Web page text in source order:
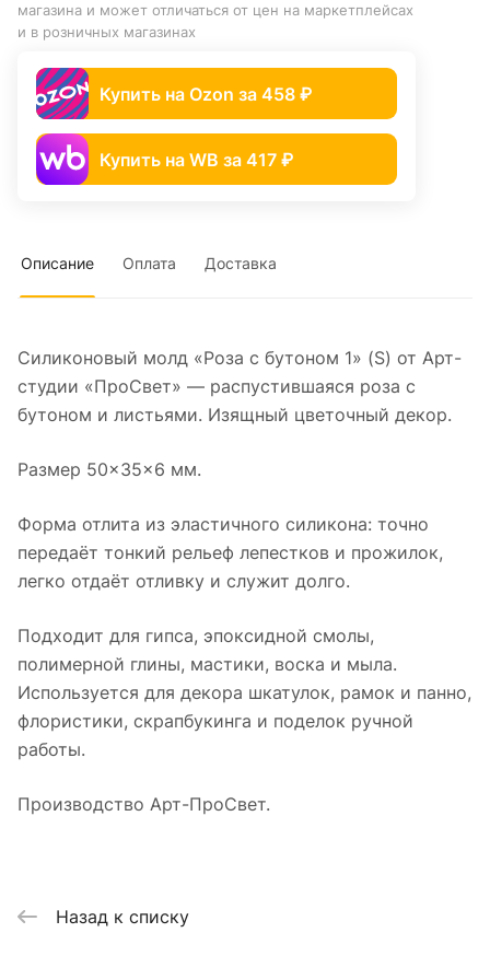
магазина и может отличаться от цен на маркетплейсах
и в розничных магазинах
Купить на Ozon за 458 ₽
Купить на WB за 417 ₽
Описание Оплата Доставка
Силиконовый молд «Роза с бутоном 1» (S) от Арт-
студии «ПроСвет» — распустившаяся роза с
бутоном и листьями. Изящный цветочный декор.
Размер 50×35×6 мм.
Форма отлита из эластичного силикона: точно
передаёт тонкий рельеф лепестков и прожилок,
легко отдаёт отливку и служит долго.
Подходит для гипса, эпоксидной смолы,
полимерной глины, мастики, воска и мыла.
Используется для декора шкатулок, рамок и панно,
флористики, скрапбукинга и поделок ручной
работы.
Производство Арт-ПроСвет.
Назад к списку